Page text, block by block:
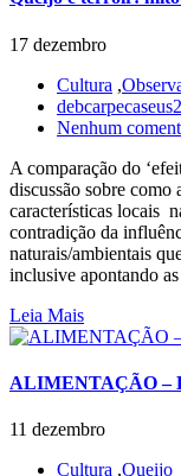
17 dezembro
Cultura ,
Nenhum
A comparação do
discussão sobre como
características locais
contradição da
naturais/ambientais
inclusive apontando
Leia Mais
ALIMENTAÇÃO –
11 dezembro
Cultura ,Queijo